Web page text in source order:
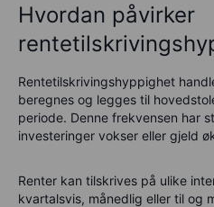
Hvordan påvirker
Rentetilskrivingshyppighet
beregnes og legges til
periode. Denne frekvensen har
investeringer vokser eller gjeld
Renter kan tilskrives på ulike
kvartalsvis, månedlig eller til og